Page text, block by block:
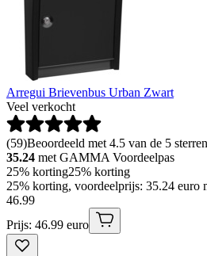
Arregui Brievenbus Urban Zwart
Veel verkocht
(59)Beoordeeld met 4.5 van de 5
35.24 met GAMMA Voordeelpas
25% korting25% korting
25% korting, voordeelprijs: 35.24
46.99
Prijs: 46.99 euro